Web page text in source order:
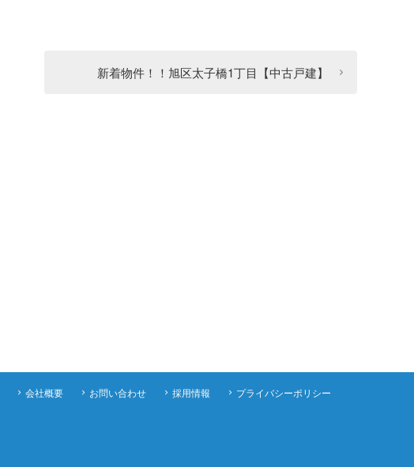
新着物件！！旭区太子橋1丁目【中古戸建】
会社概要 お問い合わせ 採用情報
プライバシーポリシー